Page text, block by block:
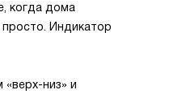
когда дома
просто. Индикатор
низ» и